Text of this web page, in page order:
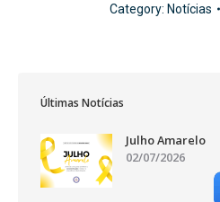
Category: Notícias
Últimas Notícias
Julho Amarelo
02/07/2026